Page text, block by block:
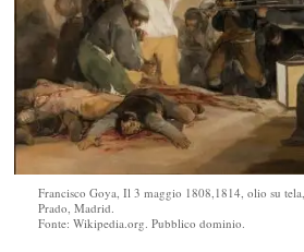
Francisco Goya, Il 3 maggio 1808,1814, olio su
Prado, Madrid.
Fonte: Wikipedia.org. Pubblico dominio.